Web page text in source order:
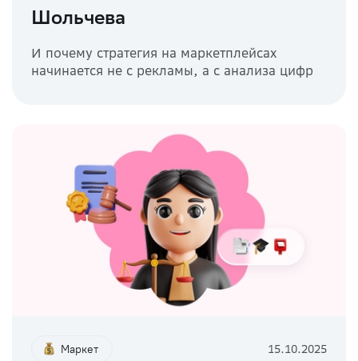
Шольчева
И почему стратегия на маркетплейсах
начинается не с рекламы, а с анализа цифр
Маркет 15.10.2025